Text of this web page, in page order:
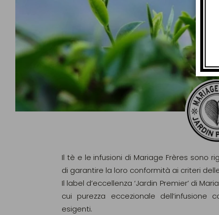
Il tè e le infusioni di Mariage Frères sono
di garantire la loro conformità ai criteri
Il label d’eccellenza ‘Jardin Premier’ di
cui purezza eccezionale
esigenti.